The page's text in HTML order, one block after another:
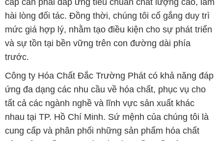
Công ty Hóa Chất Đắc Trường Phát có khả năng đáp
ứng đa dạng các nhu cầu về hóa chất, phục vụ cho
tất cả các ngành nghề và lĩnh vực sản xuất khác
nhau tại TP. Hồ Chí Minh. Sứ mệnh của chúng tôi là
cung cấp và phân phối những sản phẩm hóa chất
đảm bảo chất lượng và giá thành tốt nhất trên thị
trường.
Đội ngũ nhân viên của chúng tôi là những chuyên gia
giàu kinh nghiệm và kiến thức sâu về ngành hóa